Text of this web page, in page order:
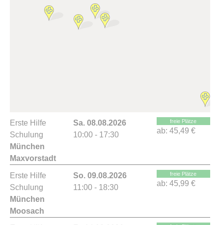
Erste Hilfe
Schulung
München
Maxvorstadt
Sa. 08.08.2026
10:00 - 17:30
freie Plätze
ab: 45,49 €
Erste Hilfe
Schulung
München
Moosach
So. 09.08.2026
11:00 - 18:30
freie Plätze
ab: 45,99 €